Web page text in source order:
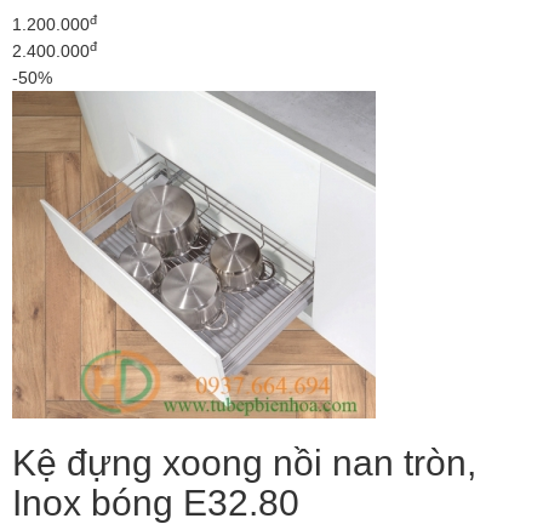
1.200.000đ
2.400.000đ
-50%
Kệ đựng xoong nồi nan tròn,
Inox bóng E32.80